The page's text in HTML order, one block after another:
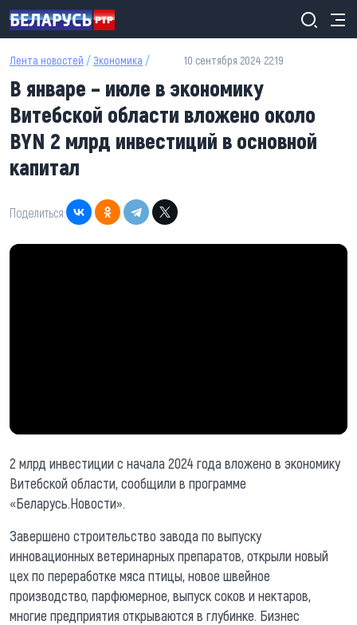
Перейти к основному содержанию
Лента новостей / Экономика / 10 сентября 2024 22:19
В январе – июле в экономику
Витебской области вложено около
BYN 2 млрд инвестиций в основной
капитал
Поделиться:
2 млрд инвестиции с начала 2024 года вложено в экономику
Витебской области, сообщили в программе
«Беларусь.Новости».
Завершено строительство завода по выпуску
инновационных ветеринарных препаратов, открыли новый
цех по переработке мяса птицы, новое швейное
производство, парфюмерное, выпуск соков и нектаров,
многие предприятия открываются в глубинке. Бизнес